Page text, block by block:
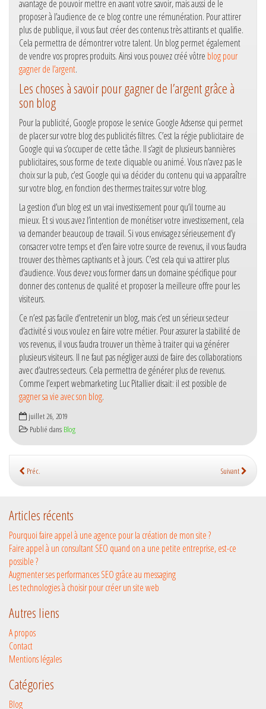
avantage de pouvoir mettre en avant votre savoir, mais aussi de le
proposer à l’audience de ce blog contre une rémunération. Pour attirer
plus de publique, il vous faut créer des contenus très attirants et qualifie.
Cela permettra de démontrer votre talent. Un blog permet également
de vendre vos propres produits. Ainsi vous pouvez créé vôtre blog pour
gagner de l’argent.
Les choses à savoir pour gagner de l’argent grâce à
son blog
Pour la publicité, Google propose le service Google Adsense qui permet
de placer sur votre blog des publicités filtres. C’est la régie publicitaire de
Google qui va s’occuper de cette tâche. Il s’agit de plusieurs bannières
publicitaires, sous forme de texte cliquable ou animé. Vous n’avez pas le
choix sur la pub, c’est Google qui va décider du contenu qui va apparaître
sur votre blog, en fonction des thermes traites sur votre blog.
La gestion d’un blog est un vrai investissement pour qu’il tourne au
mieux. Et si vous avez l’intention de monétiser votre investissement, cela
va demander beaucoup de travail. Si vous envisagez sérieusement d’y
consacrer votre temps et d’en faire votre source de revenus, il vous faudra
trouver des thèmes captivants et à jours. C’est cela qui va attirer plus
d’audience. Vous devez vous former dans un domaine spécifique pour
donner des contenus de qualité et proposer la meilleure offre pour les
visiteurs.
Ce n’est pas facile d’entretenir un blog, mais c’est un sérieux secteur
d’activité si vous voulez en faire votre métier. Pour assurer la stabilité de
vos revenus, il vous faudra trouver un thème à traiter qui va générer
plusieurs visiteurs. Il ne faut pas négliger aussi de faire des collaborations
avec d’autres secteurs. Cela permettra de générer plus de revenus.
Comme l’expert webmarketing Luc Pitallier disait: il est possible de
gagner sa vie avec son blog.
juillet 26, 2019
Publié dans Blog
Préc. Suivant
Articles récents
Pourquoi faire appel à une agence pour la création de mon site ?
Faire appel à un consultant SEO quand on a une petite entreprise, est-ce
possible ?
Augmenter ses performances SEO grâce au messaging
Les technologies à choisir pour créer un site web
Autres liens
A propos
Contact
Mentions légales
Catégories
Blog